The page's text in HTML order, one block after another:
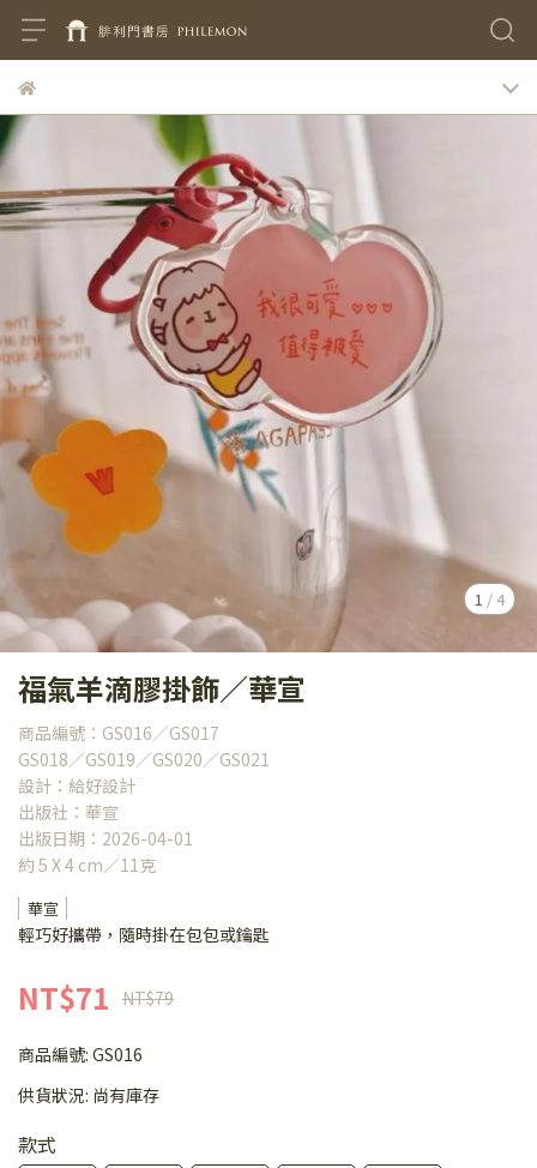
1 / 4
福氣羊滴膠掛飾／華宣
商品編號：GS016／GS017
GS018／GS019／GS020／GS021
設計：給好設計
出版社：華宣
出版日期：2026-04-01
約 5 X 4 cm／11克
華宣
輕巧好攜帶，隨時掛在包包或鑰匙
NT$71 NT$79
商品編號: GS016
供貨狀況: 尚有庫存
款式